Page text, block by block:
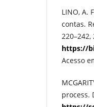
LINO, A.
contas.
https://
Acesso
process.